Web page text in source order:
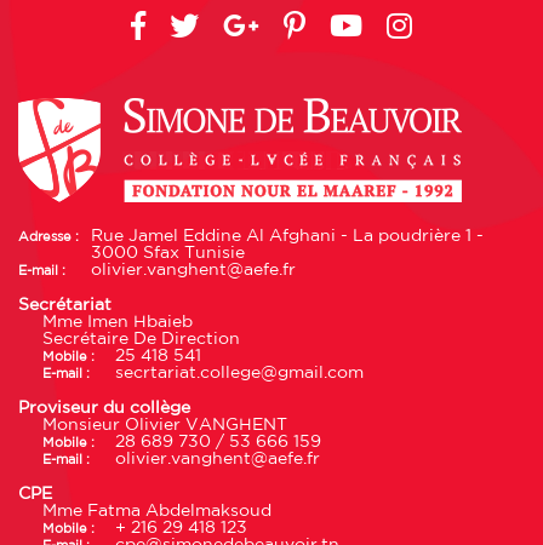
Adresse :
Rue Jamel Eddine Al Afghani - La poudrière 1 -
3000 Sfax Tunisie
E-mail : olivier.vanghent@aefe.fr
Secrétariat
Mme Imen Hbaieb
Secrétaire De Direction
Mobile : 25 418 541
E-mail : secrtariat.college@gmail.com
Proviseur du collège
Monsieur Olivier VANGHENT
Mobile : 28 689 730 / 53 666 159
E-mail : olivier.vanghent@aefe.fr
CPE
Mme Fatma Abdelmaksoud
Mobile : + 216 29 418 123